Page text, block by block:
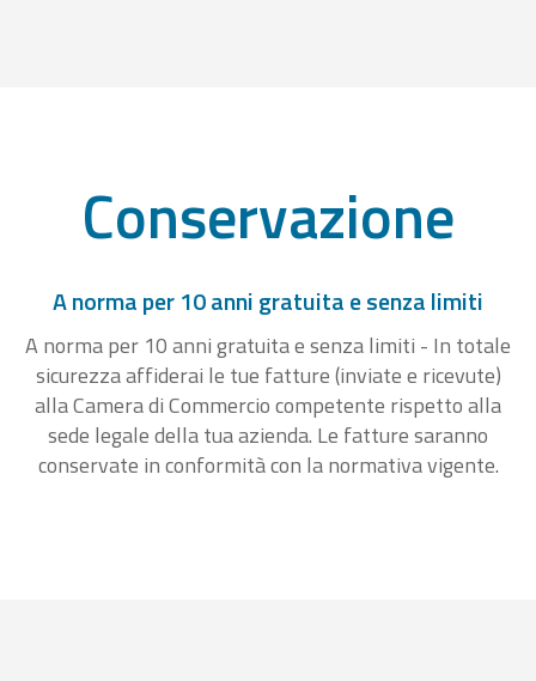
Conservazione
A norma per 10 anni gratuita e senza limiti
A norma per 10 anni gratuita e senza limiti - In totale
sicurezza affiderai le tue fatture (inviate e ricevute)
alla Camera di Commercio competente rispetto alla
sede legale della tua azienda. Le fatture saranno
conservate in conformità con la normativa vigente.